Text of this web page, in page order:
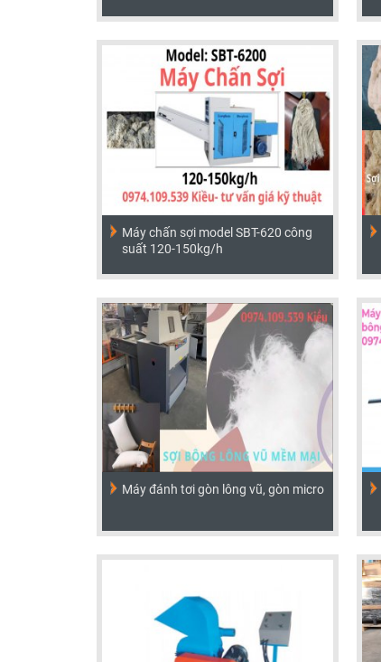
Máy chấn sợi model SBT-620 công
suất 120-150kg/h
Máy đánh tơi gòn lông vũ, gòn micro